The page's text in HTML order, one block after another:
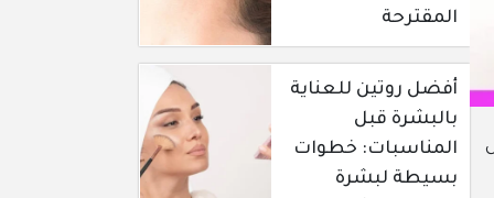
المقترحة
أفضل روتين للعناية
بالبشرة قبل
المناسبات: خطوات
بسيطة لبشرة